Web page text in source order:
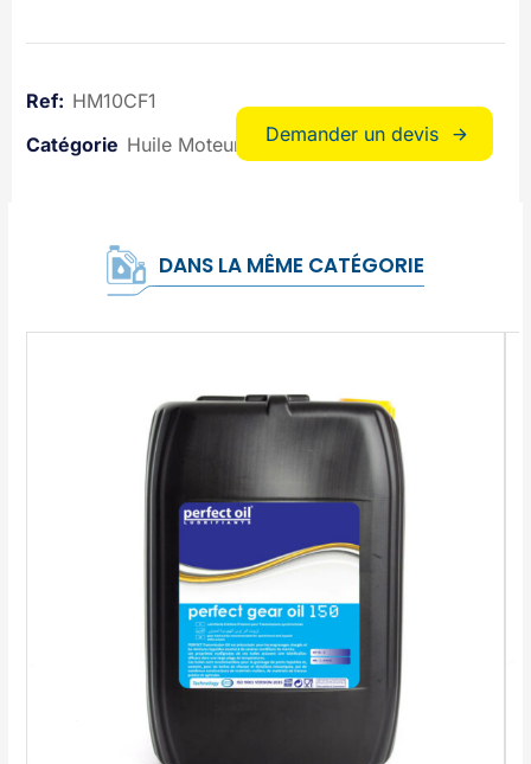
HM10CF1
Huile Moteurs
Huiles lubrifiantes
Demander un devis
DANS LA MÊME CATÉGORIE